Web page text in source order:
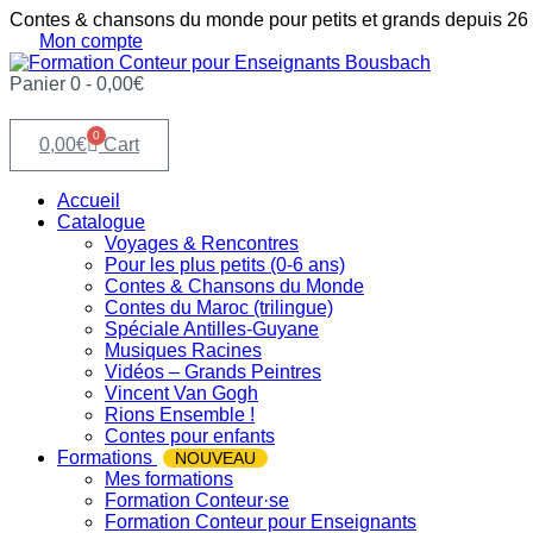
Aller
contenu
Contes & chansons du monde pour petits et grands depuis 26
Mon compte
Panier 0 - 0,00€
0,00€ 0 Cart
Accueil
Catalogue
Voyages & Rencontres
Pour les plus petits (0-6 ans)
Contes & Chansons du Monde
Contes du Maroc (trilingue)
Spéciale Antilles-Guyane
Musiques Racines
Vidéos – Grands Peintres
Vincent Van Gogh
Rions Ensemble !
Contes pour enfants
Formations
NOUVEAU
Mes formations
Formation Conteur·se
Formation Conteur pour Enseignants